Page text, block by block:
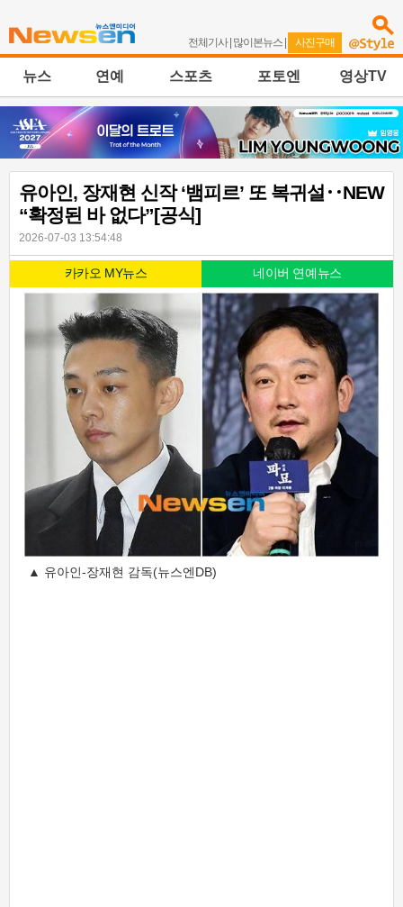
전체기사| 많이본뉴스 | 사진구매
뉴스 연예 스포츠 포토엔 영상TV
유아인, 장재현 신작 ‘뱀피르’ 또 복귀설‥NEW
“확정된 바 없다”[공식]
2026-07-03 13:54:48
카카오 MY뉴스 네이버 연예뉴스
▲ 유아인-장재현 감독(뉴스엔DB)